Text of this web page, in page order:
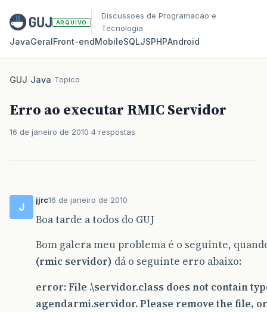
ARQUIVO
Discussoes de Programacao e
Tecnologia
JavaGeralFront‑endMobileSQLJSPHPAndroid
GUJ/Java/Topico
Erro ao executar RMIC Servidor
16 de janeiro de 2010 4 respostas
J
jjrc16 de janeiro de 2010
Boa tarde a todos do GUJ
Bom galera meu problema é o seguinte,
(rmic servidor) dá o seguinte erro abaixo:
error: File .\servidor.class does not contain
agendarmi.servidor. Please remove the file,